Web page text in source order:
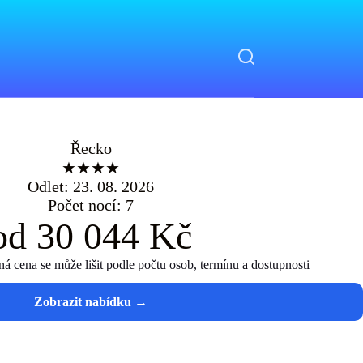
Řecko
★★★★
Odlet: 23. 08. 2026
Počet nocí: 7
30 044 Kč
cena se může lišit podle počtu osob, termínu a dostupnosti